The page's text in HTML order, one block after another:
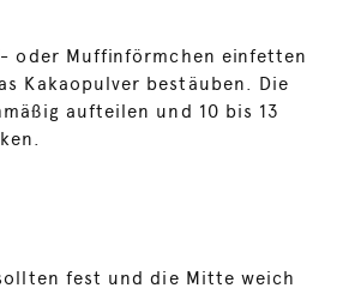
oder Muffinförmchen einfetten
Kakaopulver bestäuben. Die
aufteilen und 10 bis 13
fest und die Mitte weich